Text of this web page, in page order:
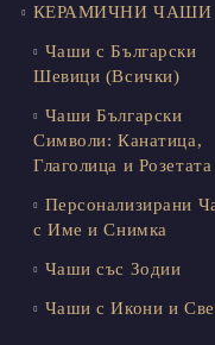
КЕРАМИЧНИ ЧАШИ
Чаши с Български
Шевици (Всички)
Чаши Български
Символи: Канатица,
Глаголица и Розетата
Персонализирани
с Име и Снимка
Чаши със Зодии
Чаши с Икони и